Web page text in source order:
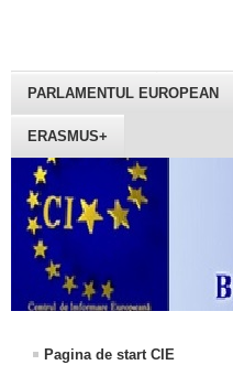
PARLAMENTUL EUROPEAN
ERASMUS+
Pagina de start CIE